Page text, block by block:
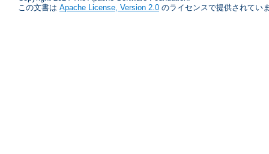
この文書は Apache License, Version 2.0 のライセンスで提供されてい